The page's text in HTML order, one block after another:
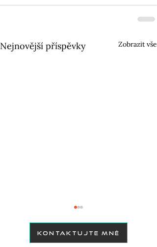
Nejnovější příspěvky Zobrazit vše
KONTAKTUJTE MNĚ